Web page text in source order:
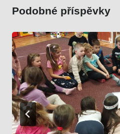
Podobné příspěvky